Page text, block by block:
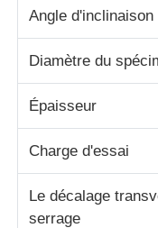
Contrôleur de la
appareil de
Angle d'inclinaison
Diamètre du
Épaisseur
Charge d'essai
Le décalage
serrage